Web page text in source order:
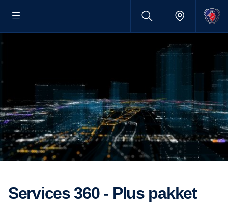
Services 360 - Plus pakket